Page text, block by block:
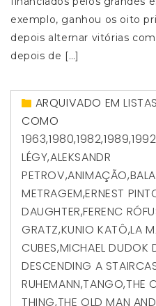
exemplo, ganhou os oito
depois alternar vitórias
depois de […]
ARQUIVADO EM
COMO
1963,1980,1982,1989,1992
LÉGY,ALEKSANDR
PETROV,ANIMAÇÃO,
METRAGEM,ERNEST
DAUGHTER,FERENC
GRATZ,KUNIO KATÔ,LA
CUBES,MICHAEL DUDOK
DESCENDING A
RUHEMANN,TANGO,THE
THING,THE OLD MAN